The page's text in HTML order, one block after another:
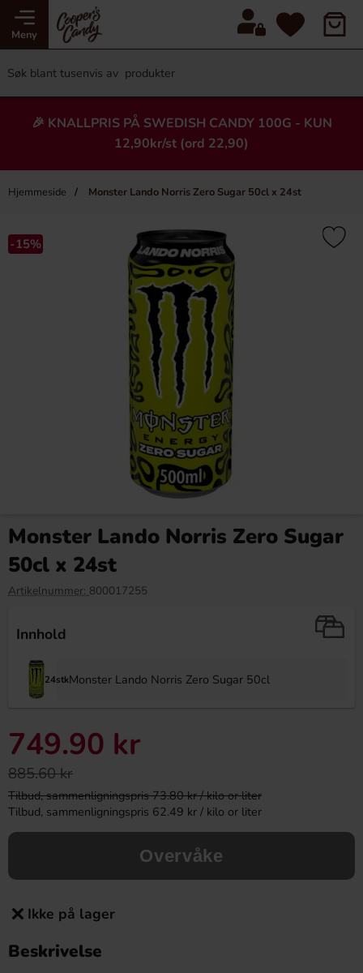
Meny
🎉 KNALLPRIS PÅ SWEDISH CANDY 100G - KUN
12,90kr/st (ord 22,90)
Hjemmeside Monster Lando Norris Zero Sugar 50cl x 24st
Heading
×
Köp
Berry 113g
-15%
Monster Lando Norris Zero Sugar
50cl x 24st
Artikelnummer: 800017255
Innhold
24stkMonster Lando Norris Zero Sugar 50cl
749.90 kr
885.60 kr
Tilbud, sammenligningspris 73.80 kr / kilo or liter
Tilbud, sammenligningspris 62.49 kr / kilo or liter
Overvåke
Ikke på lager
Beskrivelse